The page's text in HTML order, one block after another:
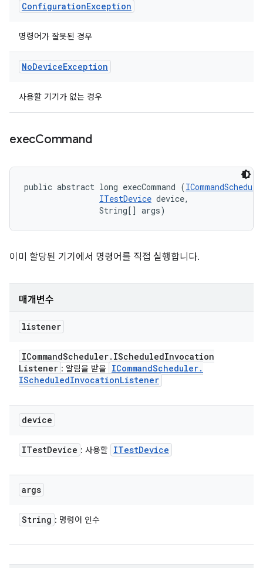
ConfigurationException
명령어가 잘못된 경우
NoDeviceException
사용할 기기가 없는 경우
execCommand
public abstract long execCommand (
ITestDevice device,
                String[] args)
이미 할당된 기기에서 명령어를 직접 실행합니다.
매개변수
listener
ICommandScheduler. IScheduledInvocation
Listener : 알림을 받을 ICommandScheduler.
IScheduledInvocationListener
device
ITestDevice : 사용할 ITestDevice
args
String : 명령어 인수